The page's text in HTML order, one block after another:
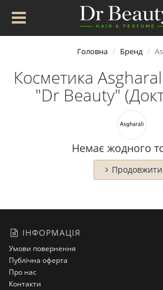
Головна Бренд
Косметика
"Dr Beauty"
Немає жодного
Продовжити
ІНФОРМАЦІЯ
Умови повернення
Публічна оферта
Про нас
Контакти